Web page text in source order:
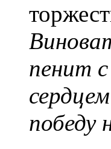
пенит
победу